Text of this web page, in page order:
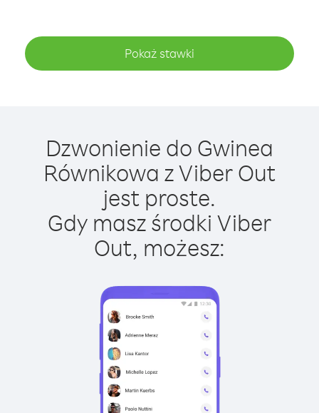
Pokaż stawki
Dzwonienie do Gwinea
Równikowa z Viber Out
jest proste.
Gdy masz środki Viber
Out, możesz: